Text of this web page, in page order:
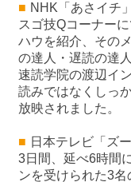
■ NHK「あさイチ」
スゴ技Qコーナー
ハウを紹介、その
の達人・遅読の達
速読学院の渡辺イ
読みではなくしっ
放映されました。
■ 日本テレビ「ズ
3日間、延べ6時間
ンを受けられた3